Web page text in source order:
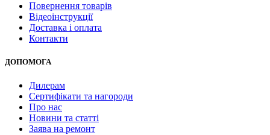
Повернення товарів
Відеоінструкції
Доставка і оплата
Контакти
ДОПОМОГА
Дилерам
Сертифікати та нагороди
Про нас
Новини та статті
Заява на ремонт